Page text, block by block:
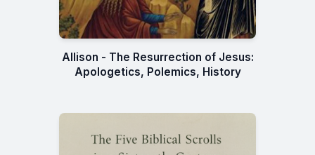
Allison - The Resurrection of Jesus:
Apologetics, Polemics, History